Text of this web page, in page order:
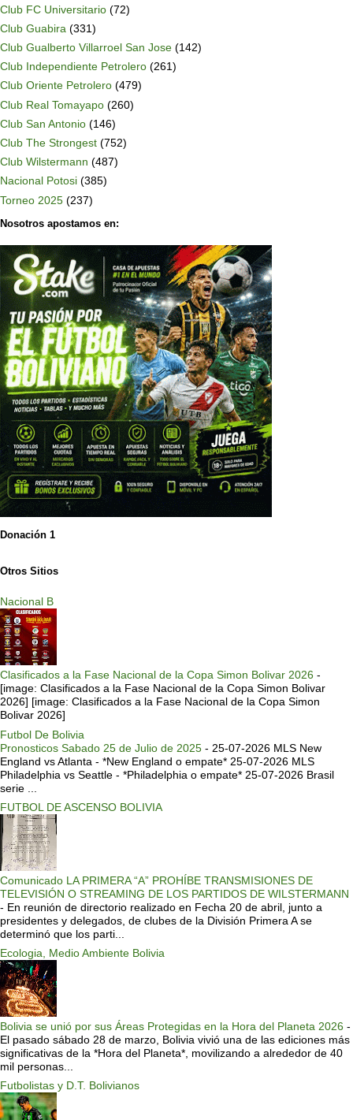
Club FC Universitario (72)
Club Guabira (331)
Club Gualberto Villarroel San Jose (142)
Club Independiente Petrolero (261)
Club Oriente Petrolero (479)
Club Real Tomayapo (260)
Club San Antonio (146)
Club The Strongest (752)
Club Wilstermann (487)
Nacional Potosi (385)
Torneo 2025 (237)
Nosotros apostamos en:
Donación 1
Otros Sitios
Nacional B
Clasificados a la Fase Nacional de la Copa Simon Bolivar 2026 -
[image: Clasificados a la Fase Nacional de la Copa Simon Bolivar
2026] [image: Clasificados a la Fase Nacional de la Copa Simon
Bolivar 2026]
Futbol De Bolivia
Pronosticos Sabado 25 de Julio de 2025 - 25-07-2026 MLS New
England vs Atlanta - *New England o empate* 25-07-2026 MLS
Philadelphia vs Seattle - *Philadelphia o empate* 25-07-2026 Brasil
serie ...
FUTBOL DE ASCENSO BOLIVIA
Comunicado LA PRIMERA “A” PROHÍBE TRANSMISIONES DE
TELEVISIÓN O STREAMING DE LOS PARTIDOS DE WILSTERMANN
- En reunión de directorio realizado en Fecha 20 de abril, junto a
presidentes y delegados, de clubes de la División Primera A se
determinó que los parti...
Ecologia, Medio Ambiente Bolivia
Bolivia se unió por sus Áreas Protegidas en la Hora del Planeta 2026 -
El pasado sábado 28 de marzo, Bolivia vivió una de las ediciones más
significativas de la *Hora del Planeta*, movilizando a alrededor de 40
mil personas...
Futbolistas y D.T. Bolivianos